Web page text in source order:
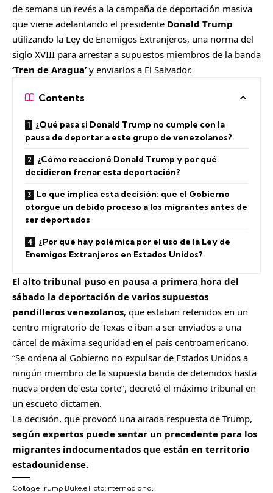
de semana un revés a la campaña de deportación masiva
que viene adelantando el presidente Donald Trump
utilizando la Ley de Enemigos Extranjeros, una norma del
siglo XVIII para arrestar a supuestos miembros de la banda
‘Tren de Aragua’ y enviarlos a El Salvador.
Contents
¿Qué pasa si Donald Trump no cumple con la
pausa de deportar a este grupo de venezolanos?
¿Cómo reaccionó Donald Trump y por qué
decidieron frenar esta deportación?
Lo que implica esta decisión: que el Gobierno
otorgue un debido proceso a los migrantes antes de
ser deportados
¿Por qué hay polémica por el uso de la Ley de
Enemigos Extranjeros en Estados Unidos?
El alto tribunal puso en pausa a primera hora del
sábado la deportación de varios supuestos
pandilleros venezolanos, que estaban retenidos en un
centro migratorio de Texas e iban a ser enviados a una
cárcel de máxima seguridad en el país centroamericano.
“Se ordena al Gobierno no expulsar de Estados Unidos a
ningún miembro de la supuesta banda de detenidos hasta
nueva orden de esta corte”, decretó el máximo tribunal en
un escueto dictamen.
La decisión, que provocó una airada respuesta de Trump,
según expertos puede sentar un precedente para los
migrantes indocumentados que están en territorio
estadounidense.
Collage Trump Bukele Foto:Internacional